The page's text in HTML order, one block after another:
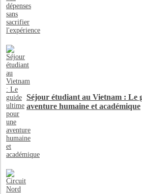
Séjour étudiant au Vietnam : Le
aventure humaine et académique